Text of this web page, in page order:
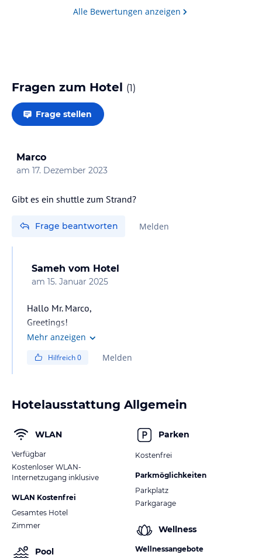
das nur notdürftig.Alle Bewertungen anzeigen
Fragen zum Hotel (1)
Frage stellen
Marco
am 17. Dezember 2023
Gibt es ein shuttle zum Strand?
Frage beantworten Melden
Sameh vom Hotel
am 15. Januar 2025
Hallo Mr. Marco,
Greetings!
Yes we have a shuttle bus for the beach.
Mehr anzeigen
Hilfreich0 Melden
Hotelausstattung Allgemein
WLAN
Verfügbar
Kostenloser WLAN-
Internetzugang inklusive
WLAN Kostenfrei
Gesamtes Hotel
Zimmer
Pool
Parken
Kostenfrei
Parkmöglichkeiten
Parkplatz
Parkgarage
Wellness
Wellnessangebote